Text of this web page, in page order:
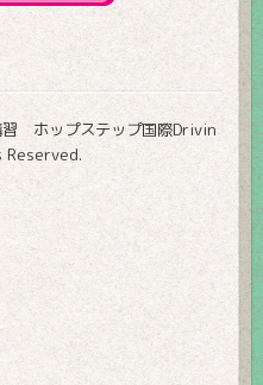
習 ホップステップ国際Drivin
Reserved.